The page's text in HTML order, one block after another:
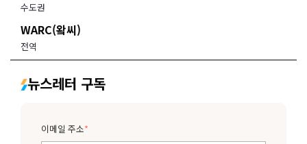
수도권
WARC(왘씨)
전역
뉴스레터 구독
이메일 주소*